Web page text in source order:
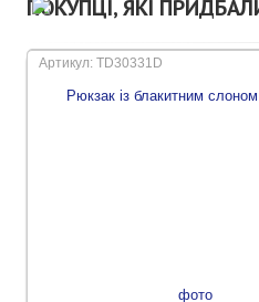
ПОКУПЦІ, ЯКІ
Артикул: TD30331D